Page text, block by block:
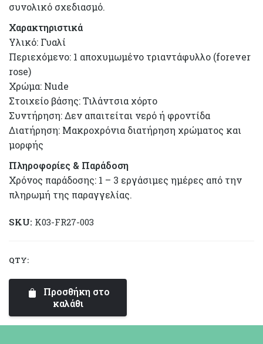
συνολικό σχεδιασμό.
Χαρακτηριστικά
Υλικό: Γυαλί
Περιεχόμενο: 1 αποχυμωμένο τριαντάφυλλο (forever
rose)
Χρώμα: Nude
Στοιχείο βάσης: Τιλάντσια χόρτο
Συντήρηση: Δεν απαιτείται νερό ή φροντίδα
Διατήρηση: Μακροχρόνια διατήρηση χρώματος και
μορφής
Πληροφορίες & Παράδοση
Χρόνος παράδοσης: 1 – 3 εργάσιμες ημέρες από την
πληρωμή της παραγγελίας.
SKU: K03-FR27-003
QTY:
Forever
Roses
Nude
|
Προσθήκη στο
καλάθι